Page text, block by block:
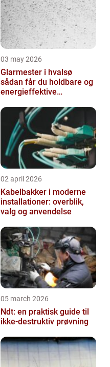
03 may 2026
Glarmester i hvalsø
sådan får du holdbare og
energieffektive
02 april 2026
Kabelbakker i moderne
installationer: overblik,
valg og anvendelse
05 march 2026
Ndt: en praktisk guide til
ikke-destruktiv prøvning